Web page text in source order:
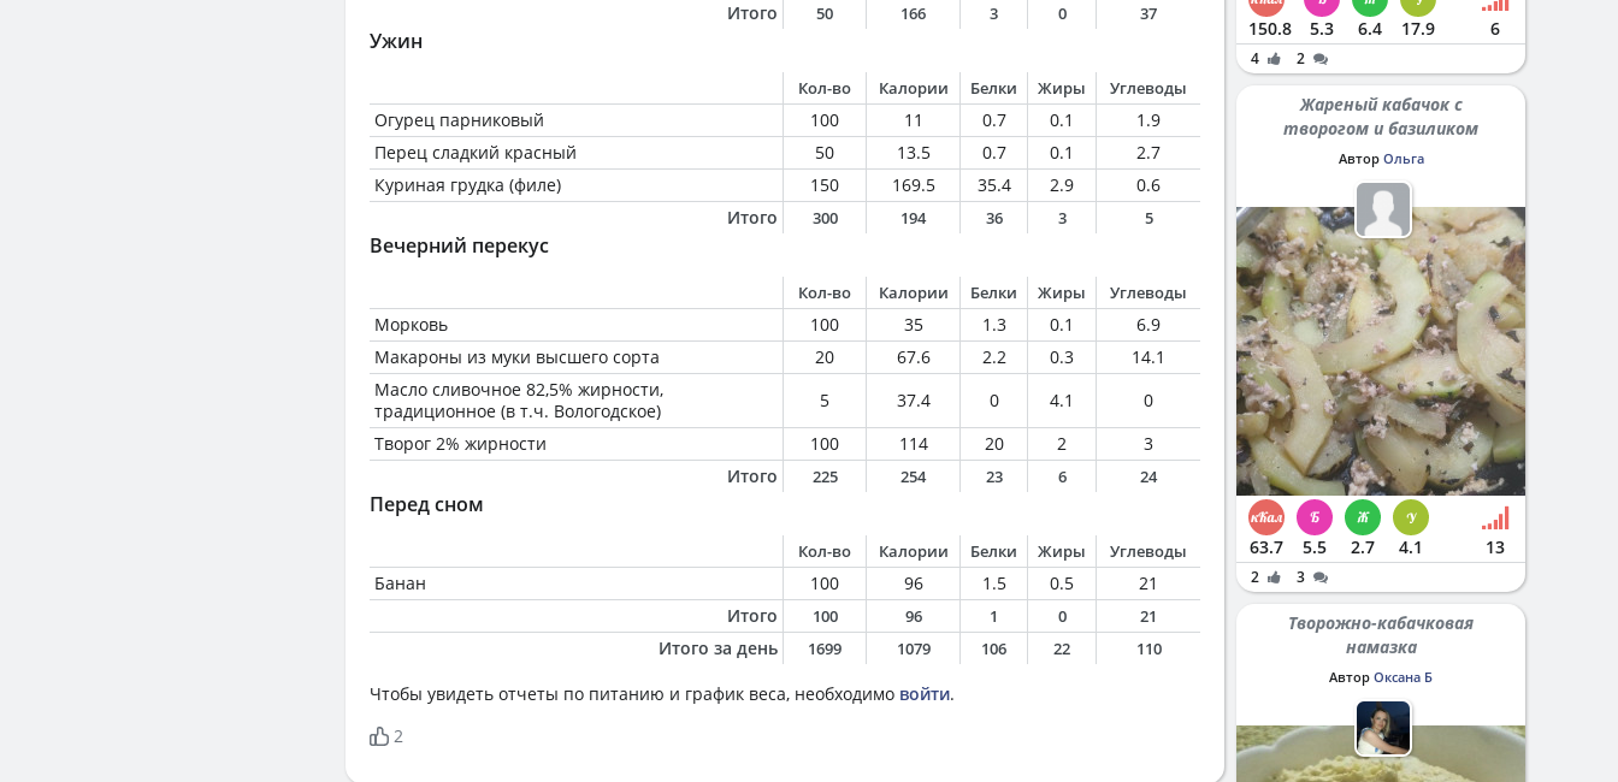
Итого
50 166 3 0 37
Ужин
Кол-во Калории Белки Жиры Углеводы
Огурец парниковый 100 11 0.7 0.1
1.9
Перец сладкий красный
50 13.5 0.7 0.1
2.7
Куриная грудка (филе)
150 169.5 35.4 2.9
0.6
Итого
300 194 36 3 5
Вечерний перекус
Кол-во Калории Белки Жиры Углеводы
Морковь 100 35 1.3 0.1
6.9
Макароны из муки высшего сорта
20 67.6 2.2 0.3
14.1
Масло сливочное 82,5% жирности,
традиционное (в т.ч. Вологодское)
5 37.4 0 4.1
0
Творог 2% жирности
100 114 20 2
3
Итого
225 254 23 6 24
Перед сном
Кол-во Калории Белки Жиры Углеводы
Банан 100 96 1.5 0.5
21
Итого
100 96 1 0 21
Итого за день 1699 1079 106 22 110
Чтобы увидеть отчеты по питанию и график веса, необходимо войти.
2
150.8 5.3 6.4 17.9 6
4 2
Жареный кабачок с
творогом и базиликом
Автор Ольга
63.7 5.5 2.7 4.1 13
2 3
Творожно-кабачковая
намазка
Автор Оксана Б